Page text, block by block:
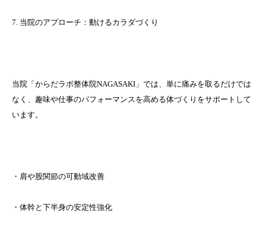
7. 当院のアプローチ：動けるカラダづくり
当院「からだラボ整体院NAGASAKI」では、単に痛みを取るだけでは
なく、趣味や仕事のパフォーマンスを高める体づくりをサポートして
います。
・肩や股関節の可動域改善
・体幹と下半身の安定性強化